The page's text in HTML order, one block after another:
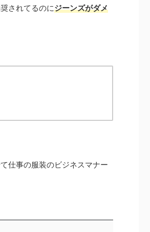
されてるのにジーンズがダメ
仕事の服装のビジネスマナー